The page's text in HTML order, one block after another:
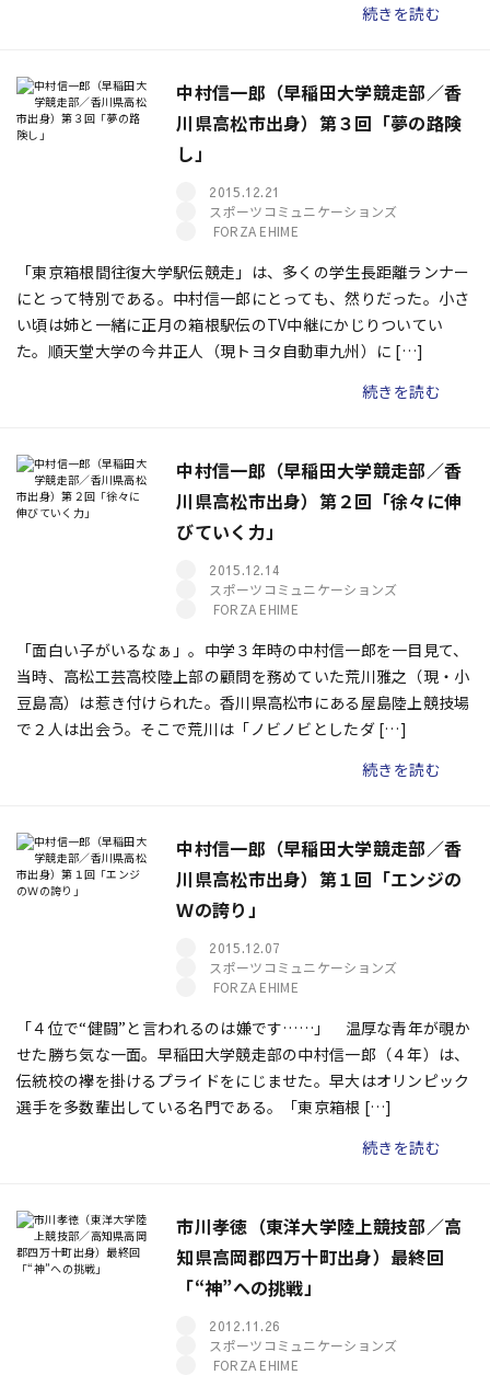
続きを読む
中村信一郎（早稲田大学競走部／香
川県高松市出身）第３回「夢の路険
し」
2015.12.21
スポーツコミュニケーションズ
FORZA EHIME
「東京箱根間往復大学駅伝競走」は、多くの学生長距離ランナー
にとって特別である。中村信一郎にとっても、然りだった。小さ
い頃は姉と一緒に正月の箱根駅伝のTV中継にかじりついてい
た。順天堂大学の今井正人（現トヨタ自動車九州）に […]
続きを読む
中村信一郎（早稲田大学競走部／香
川県高松市出身）第２回「徐々に伸
びていく力」
2015.12.14
スポーツコミュニケーションズ
FORZA EHIME
「面白い子がいるなぁ」。中学３年時の中村信一郎を一目見て、
当時、高松工芸高校陸上部の顧問を務めていた荒川雅之（現・小
豆島高）は惹き付けられた。香川県高松市にある屋島陸上競技場
で２人は出会う。そこで荒川は「ノビノビとしたダ […]
続きを読む
中村信一郎（早稲田大学競走部／香
川県高松市出身）第１回「エンジの
Ｗの誇り」
2015.12.07
スポーツコミュニケーションズ
FORZA EHIME
「４位で“健闘”と言われるのは嫌です……」 温厚な青年が覗か
せた勝ち気な一面。早稲田大学競走部の中村信一郎（４年）は、
伝統校の襷を掛けるプライドをにじませた。早大はオリンピック
選手を多数輩出している名門である。「東京箱根 […]
続きを読む
市川孝徳（東洋大学陸上競技部／高
知県高岡郡四万十町出身）最終回
「“神”への挑戦」
2012.11.26
スポーツコミュニケーションズ
FORZA EHIME